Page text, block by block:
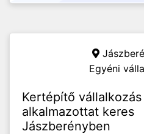
Egyéni
Kertépítő vállalkozás
alkalmazottat keres
Jászberényben